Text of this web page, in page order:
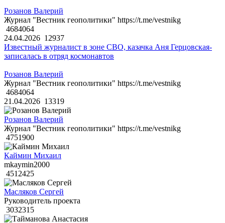
Розанов Валерий
Журнал "Вестник геополитики" https://t.me/vestnikg
4684064
24.04.2026 12937
Известный журналист в зоне СВО, казачка Аня Герцовская-
записалась в отряд космонавтов
Розанов Валерий
Журнал "Вестник геополитики" https://t.me/vestnikg
4684064
21.04.2026 13319
Розанов Валерий
Журнал "Вестник геополитики" https://t.me/vestnikg
4751900
Каймин Михаил
mkaymin2000
4512425
Масляков Сергей
Руководитель проекта
3032315